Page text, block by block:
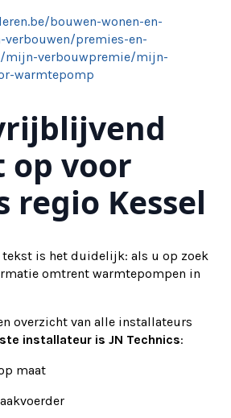
bouwen-wonen-en-
verbouwen/premies-en-
mijn-verbouwpremie/mijn-
warmtepomp
op voor
regio Kessel
tekst is het duidelijk: als u op zoek
omtrent warmtepompen in
overzicht van alle installateurs
installateur is JN Technics:
maat